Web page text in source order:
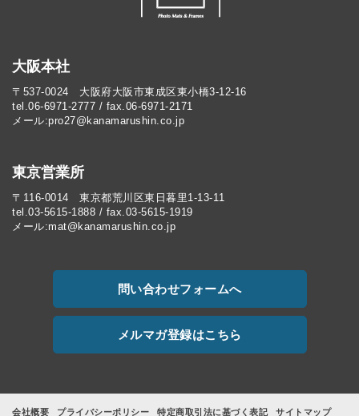
大阪本社
〒537-0024 大阪府大阪市東成区東小橋3-12-16
tel.06-6971-2777 / fax.06-6971-2171
メール:pro27@kanamarushin.co.jp​
東京営業所
〒116-0014 東京都荒川区東日暮里1-13-11
tel.03-5615-1888 / fax.03-5615-1919
メール:mat@kanamarushin.co.jp
問い合わせフォームへ
メルマガ登録はこちら
会社概要 プライバシーポリシー 特定商取引法に基づく表記 サイトマップ